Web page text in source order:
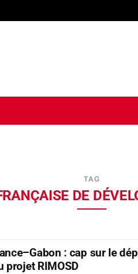
TAG
DE
: cap sur le
projet RIMOSD